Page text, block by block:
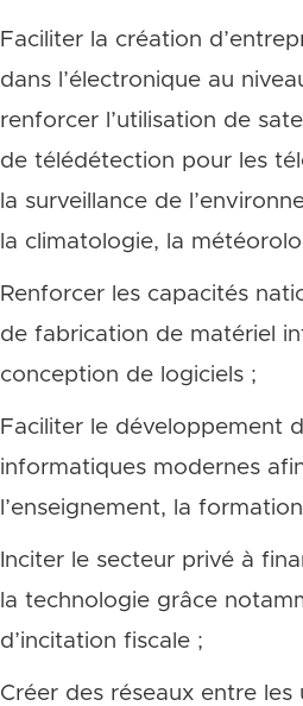
Faciliter la création
dans l’électronique au
renforcer l’utilisation de
de télédétection pour les
la surveillance de
la climatologie, la
Renforcer les capacités
de fabrication de matériel
conception de logiciels ;
Faciliter le développement
informatiques modernes
l’enseignement, la
Inciter le secteur privé à
la technologie grâce
d’incitation fiscale ;
Créer des réseaux entre les